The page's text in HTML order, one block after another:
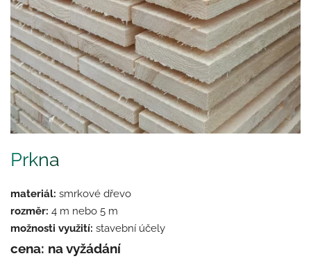
Prkna
materiál: smrkové dřevo
rozměr: 4 m nebo 5 m
možnosti využití: stavební účely
cena: na vyžádání